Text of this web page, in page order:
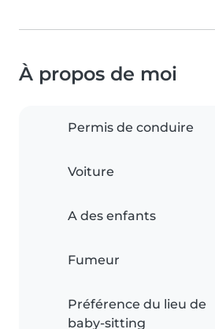
À propos de moi
Permis de conduire
Voiture
A des enfants
Fumeur
Préférence du lieu de
baby-sitting